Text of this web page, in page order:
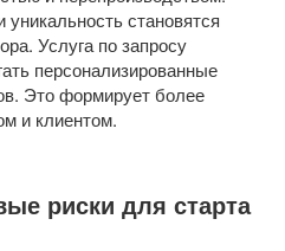
становятся
Услуга по запросу
персонализированные
Это формирует более
и клиентом.
риски для старта